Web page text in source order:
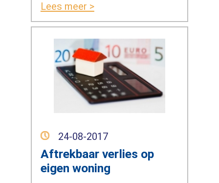
Lees meer >
24-08-2017
Aftrekbaar verlies op
eigen woning